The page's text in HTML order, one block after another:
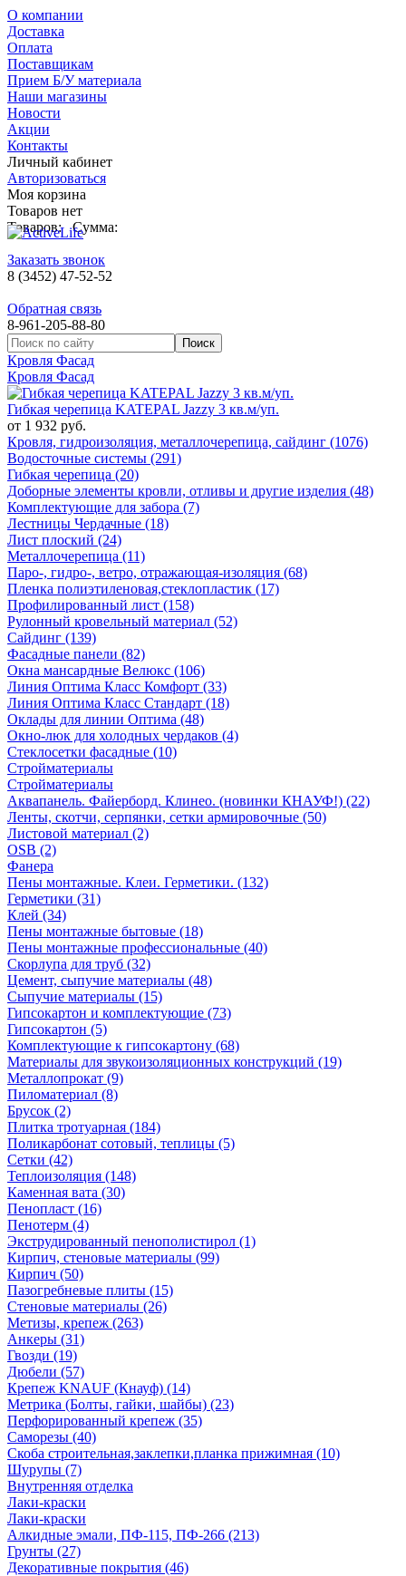
О компании
Доставка
Оплата
Поставщикам
Прием Б/У материала
Наши магазины
Новости
Акции
Контакты
Личный кабинет
Авторизоваться
Моя корзина
Товаров нет
Товаров: Сумма:
Заказать звонок
8 (3452) 47-52-52
Обратная связь
8-961-205-88-80
Кровля Фасад
Кровля Фасад
Гибкая черепица KATEPAL Jazzy 3 кв.м/уп.
от 1 932 руб.
Кровля, гидроизоляция, металлочерепица, сайдинг (1076)
Водосточные системы (291)
Гибкая черепица (20)
Доборные элементы кровли, отливы и другие изделия (48)
Комплектующие для забора (7)
Лестницы Чердачные (18)
Лист плоский (24)
Металлочерепица (11)
Паро-, гидро-, ветро, отражающая-изоляция (68)
Пленка полиэтиленовая,стеклопластик (17)
Профилированный лист (158)
Рулонный кровельный материал (52)
Сайдинг (139)
Фасадные панели (82)
Окна мансардные Велюкс (106)
Линия Оптима Класс Комфорт (33)
Линия Оптима Класс Стандарт (18)
Оклады для линии Оптима (48)
Окно-люк для холодных чердаков (4)
Стеклосетки фасадные (10)
Стройматериалы
Стройматериалы
Аквапанель. Файерборд. Клинео. (новинки КНАУФ!) (22)
Ленты, скотчи, серпянки, сетки армировочные (50)
Листовой материал (2)
OSB (2)
Фанера
Пены монтажные. Клеи. Герметики. (132)
Герметики (31)
Клей (34)
Пены монтажные бытовые (18)
Пены монтажные профессиональные (40)
Скорлупа для труб (32)
Цемент, сыпучие материалы (48)
Сыпучие материалы (15)
Гипсокартон и комплектующие (73)
Гипсокартон (5)
Комплектующие к гипсокартону (68)
Материалы для звукоизоляционных конструкций (19)
Металлопрокат (9)
Пиломатериал (8)
Брусок (2)
Плитка тротуарная (184)
Поликарбонат сотовый, теплицы (5)
Сетки (42)
Теплоизоляция (148)
Каменная вата (30)
Пенопласт (16)
Пенотерм (4)
Экструдированный пенополистирол (1)
Кирпич, стеновые материалы (99)
Кирпич (50)
Пазогребневые плиты (15)
Стеновые материалы (26)
Метизы, крепеж (263)
Анкеры (31)
Гвозди (19)
Дюбели (57)
Крепеж KNAUF (Кнауф) (14)
Метрика (Болты, гайки, шайбы) (23)
Перфорированный крепеж (35)
Саморезы (40)
Скоба строительная,заклепки,планка прижимная (10)
Шурупы (7)
Внутренняя отделка
Лаки-краски
Лаки-краски
Алкидные эмали, ПФ-115, ПФ-266 (213)
Грунты (27)
Декоративные покрытия (46)